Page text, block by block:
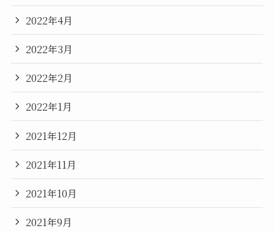
2022年4月
2022年3月
2022年2月
2022年1月
2021年12月
2021年11月
2021年10月
2021年9月